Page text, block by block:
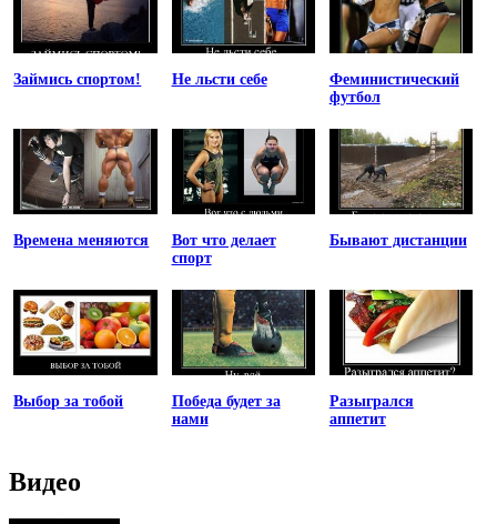
Займись спортом! Не льсти себе
Феминистический
футбол
Времена меняются
Вот что делает
спорт
Бывают дистанции
Выбор за тобой
Победа будет за
нами
Разыгрался
аппетит
Видео